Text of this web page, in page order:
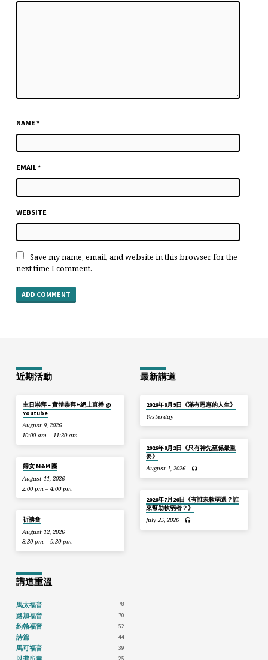
NAME*
EMAIL*
WEBSITE
Save my name, email, and website in this browser for the
next time I comment.
近期活動
主日崇拜 – 實體崇拜+網上直播 @
Youtube
August 9, 2026
10:00 am – 11:30 am
婦女 M&M 團
August 11, 2026
2:00 pm – 4:00 pm
祈禱會
August 12, 2026
8:30 pm – 9:30 pm
最新講道
2026年8月9日《滿有恩惠的人生》
Yesterday
2026年8月2日《只有神先至係最重
要》
August 1, 2026
2026年7月26日《有誰未軟弱過？誰
來幫助軟弱者？》
July 25, 2026
講道重溫
馬太福音 78
路加福音 70
約翰福音 52
詩篇 44
馬可福音 39
25